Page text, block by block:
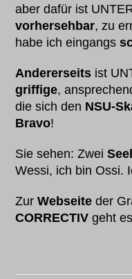
aber dafür ist
vorhersehbar, zu
habe ich eingangs
Andererseits ist
griffige,
die sich den NSU-
Bravo!
Sie sehen: Zwei
Wessi, ich bin Ossi.
ZurWebseite der
CORRECTIV geht es